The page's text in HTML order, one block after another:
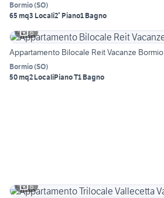
Bormio(SO)
65 mq3 Locali2° Piano1 Bagno
6
Appartamento Bilocale Reit Vacanze Bormio
Bormio(SO)
50 mq2 LocaliPiano T1 Bagno
6